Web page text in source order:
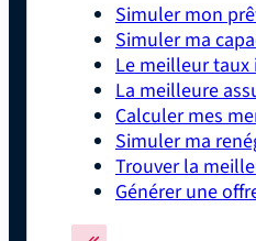
Simuler mon
Simuler ma
Le meilleur
La meilleure
Calculer mes
Simuler ma
Trouver la
Générer une